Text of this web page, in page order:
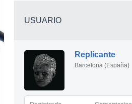
USUARIO
Replicante
Barcelona (España)